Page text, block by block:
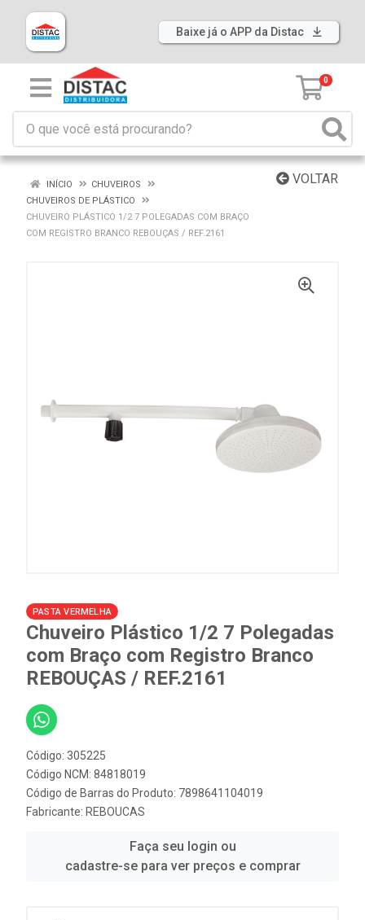
Baixe já o APP da Distac
0
VOLTAR
INÍCIO
CHUVEIROS
CHUVEIROS DE PLÁSTICO
CHUVEIRO PLÁSTICO 1/2 7 POLEGADAS COM BRAÇO
COM REGISTRO BRANCO REBOUÇAS / REF.2161
PASTA VERMELHA
Chuveiro Plástico 1/2 7 Polegadas
com Braço com Registro Branco
REBOUÇAS / REF.2161
Código: 305225
Código NCM: 84818019
Código de Barras do Produto: 7898641104019
Fabricante: REBOUCAS
Faça seu login ou
cadastre-se para ver preços e comprar